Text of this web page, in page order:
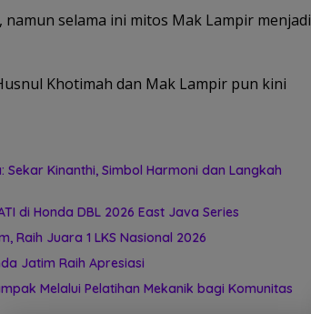
selama ini mitos Mak Lampir menjadi
Khotimah dan Mak Lampir pun kini
Kinanthi, Simbol Harmoni dan Langkah
di Honda DBL 2026 East Java Series
Raih Juara 1 LKS Nasional 2026
Jatim Raih Apresiasi
Melalui Pelatihan Mekanik bagi Komunitas